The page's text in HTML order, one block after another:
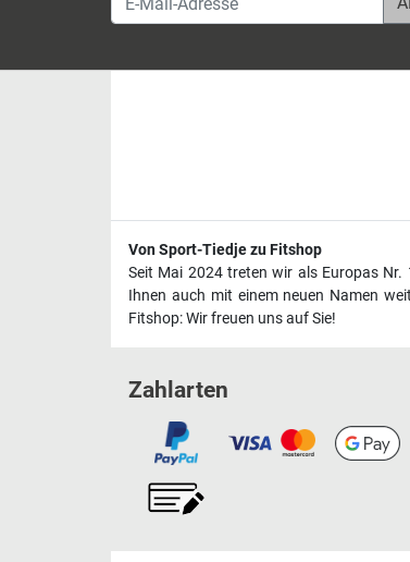
Von Sport-Tiedje zu Fitshop
Seit Mai 2024 treten wir als Europas
Ihnen auch mit einem neuen Namen
Fitshop: Wir freuen uns auf Sie!
Zahlarten